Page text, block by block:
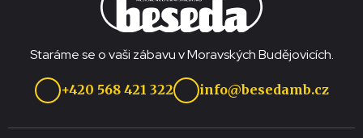
Staráme se o vaši zábavu v Moravských Budějovicích.
+420 568 421 322 info@besedamb.cz